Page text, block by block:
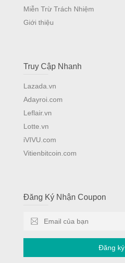
Miễn Trừ Trách Nhiệm
Giới thiệu
Truy Cập Nhanh
Lazada.vn
Adayroi.com
Leflair.vn
Lotte.vn
iVIVU.com
Vitienbitcoin.com
Đăng Ký Nhận Coupon
Đăng ký